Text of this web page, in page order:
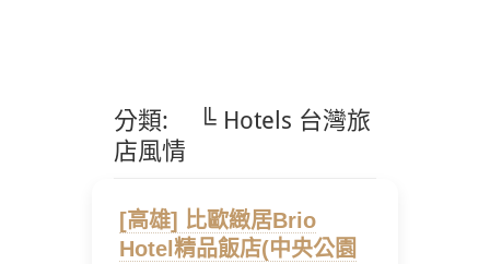
分類:
╚ Hotels 台灣旅
店風情
[高雄] 比歐緻居Brio
Hotel精品飯店(中央公園